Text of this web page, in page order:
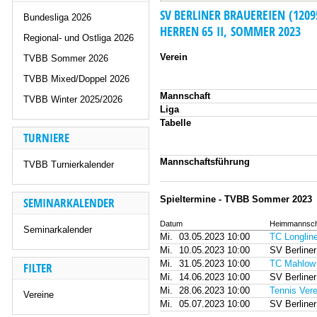
Bundesliga 2026
Regional- und Ostliga 2026
TVBB Sommer 2026
TVBB Mixed/Doppel 2026
TVBB Winter 2025/2026
TURNIERE
TVBB Turnierkalender
SEMINARKALENDER
Seminarkalender
FILTER
Vereine
SV BERLINER BRAUEREIEN
HERREN 65 II, SOMMER 2023
Verein
Mannschaft
Liga
Tabelle
Mannschaftsführung
Spieltermine - TVBB Sommer 2023
Datum
Mi. 03.05.2023 10:00
TC
Mi.
10.05.2023 10:00
SV
Mi.
31.05.2023 10:00
TC
Mi.
14.06.2023 10:00
SV
Mi.
28.06.2023 10:00
Tennis
Mi.
05.07.2023 10:00 SV